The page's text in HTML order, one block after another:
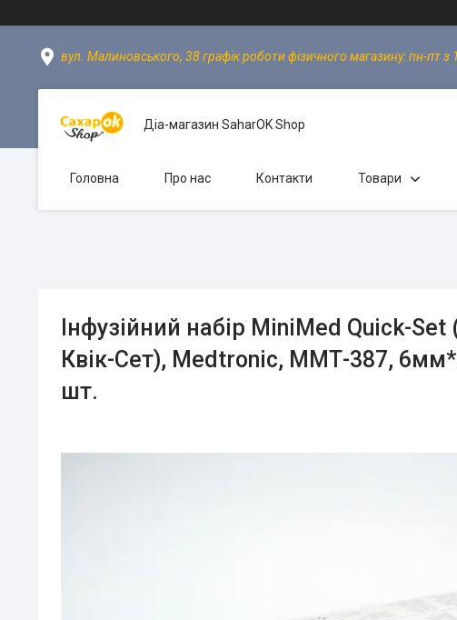
вул. Малиновського, 38 графік роботи фізичного магазину: пн-пт з
Діа-магазин SaharOK Shop
Головна Про нас Контакти Товари
Інфузійний набір MiniMed Quick-
Квік-Сет), Medtronic, ММТ-387,
шт.